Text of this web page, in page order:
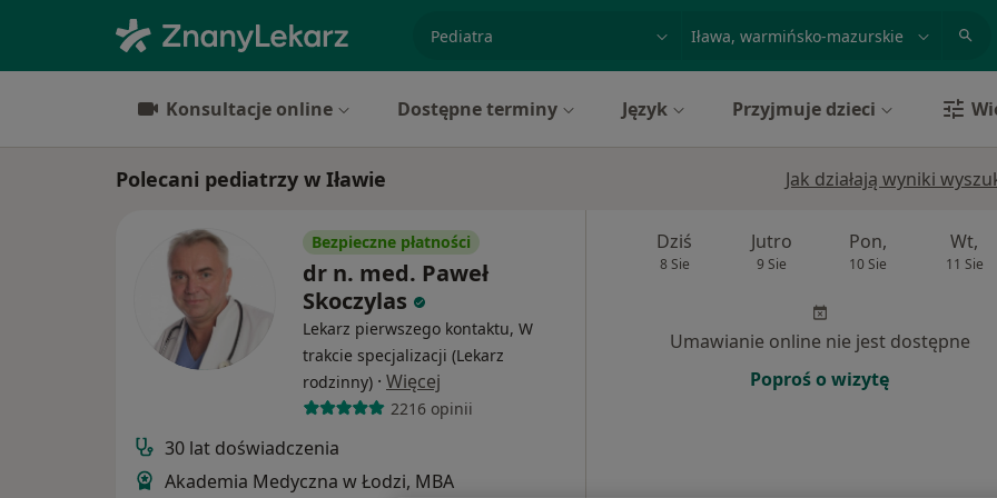
miasto lub dzielnica
Konsultacje online Dostępne terminy Język Przyjmuje dzieci
Polecani pediatrzy w Iławie Jak działają wyniki
Bezpieczne płatności
dr n. med. Paweł
Skoczylas
Lekarz pierwszego kontaktu, W
trakcie specjalizacji (Lekarz
rodzinny) · Więcej
2216 opinii
30 lat doświadczenia
Akademia Medyczna w Łodzi, MBA
Dziś
8 Sie
Jutro
9 Sie
Pon,
10 Sie
Wt,
11 Sie
Umawianie online nie jest dostępne
Poproś o wizytę